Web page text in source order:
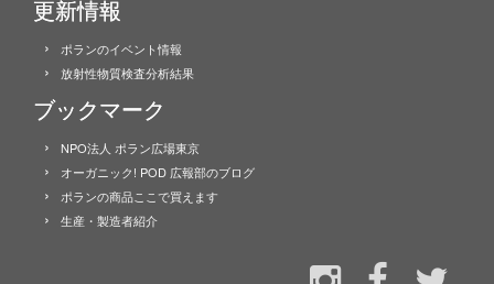
更新情報
ポランのイベント情報
放射性物質検査分析結果
ブックマーク
NPO法人 ポラン広場東京
オーガニック! POD 広報部のブログ
ポランの商品ここで買えます
生産・製造者紹介